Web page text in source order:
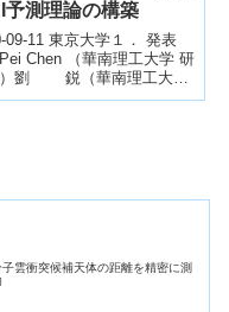
予測理論の構築
09-11 東京大学１． 発表
Chen （華南理工大学 研
）劉 鋭（華南理工大学
合原 一幸（東京大学 特別
雲衝突候補天体の距離を精密に測